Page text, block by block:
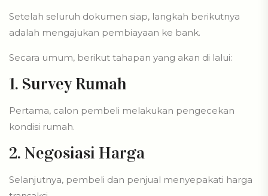
Setelah seluruh dokumen siap, langkah berikutnya
adalah mengajukan pembiayaan ke bank.
Secara umum, berikut tahapan yang akan di lalui:
1. Survey Rumah
Pertama, calon pembeli melakukan pengecekan
kondisi rumah.
2. Negosiasi Harga
Selanjutnya, pembeli dan penjual menyepakati harga